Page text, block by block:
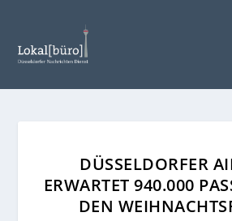
DÜSSELDORFER
ERWARTET 940.000
DEN